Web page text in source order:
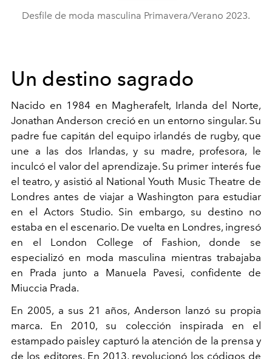
Desfile de moda masculina Primavera/Verano 2023.
Un destino sagrado
Nacido en 1984 en Magherafelt, Irlanda del Norte,
Jonathan Anderson creció en un entorno singular. Su
padre fue capitán del equipo irlandés de rugby, que
une a las dos Irlandas, y su madre, profesora, le
inculcó el valor del aprendizaje. Su primer interés fue
el teatro, y asistió al National Youth Music Theatre de
Londres antes de viajar a Washington para estudiar
en el Actors Studio. Sin embargo, su destino no
estaba en el escenario. De vuelta en Londres, ingresó
en el London College of Fashion, donde se
especializó en moda masculina mientras trabajaba
en Prada junto a Manuela Pavesi, confidente de
Miuccia Prada.
En 2005, a sus 21 años, Anderson lanzó su propia
marca. En 2010, su colección inspirada en el
estampado paisley capturó la atención de la prensa y
de los editores. En 2013, revolucionó los códigos de